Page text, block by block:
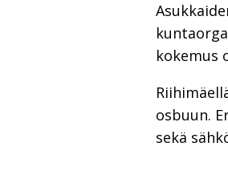
kokemus
osbuun.
sekä